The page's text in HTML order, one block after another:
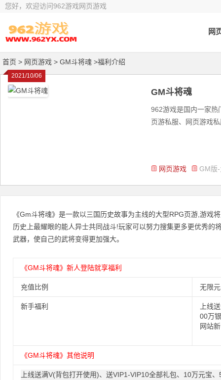
您好，欢迎访问962游戏网页游戏
网
首页 > 网页游戏 > GM斗将魂 >福利介绍
2021/10/06
GM斗将魂
962游戏是国内一家热
页游私服、网页游戏
网页游戏 GM版
《Gm斗将魂》是一款以三国历史故事为主线的大型RPG页游,游
历史上最耀眼的能人异士共同战斗!玩家可以努力搜集更多更优秀
武器，使自己的武将变得更加强大。
《GM斗将魂》新人登陆就享福利
充值比例 无限
新手福利
上线
00万
网站
《GM斗将魂》其他说明
上线送满V(背包打开使用)、送VIP1-VIP10全部礼包、10万元宝